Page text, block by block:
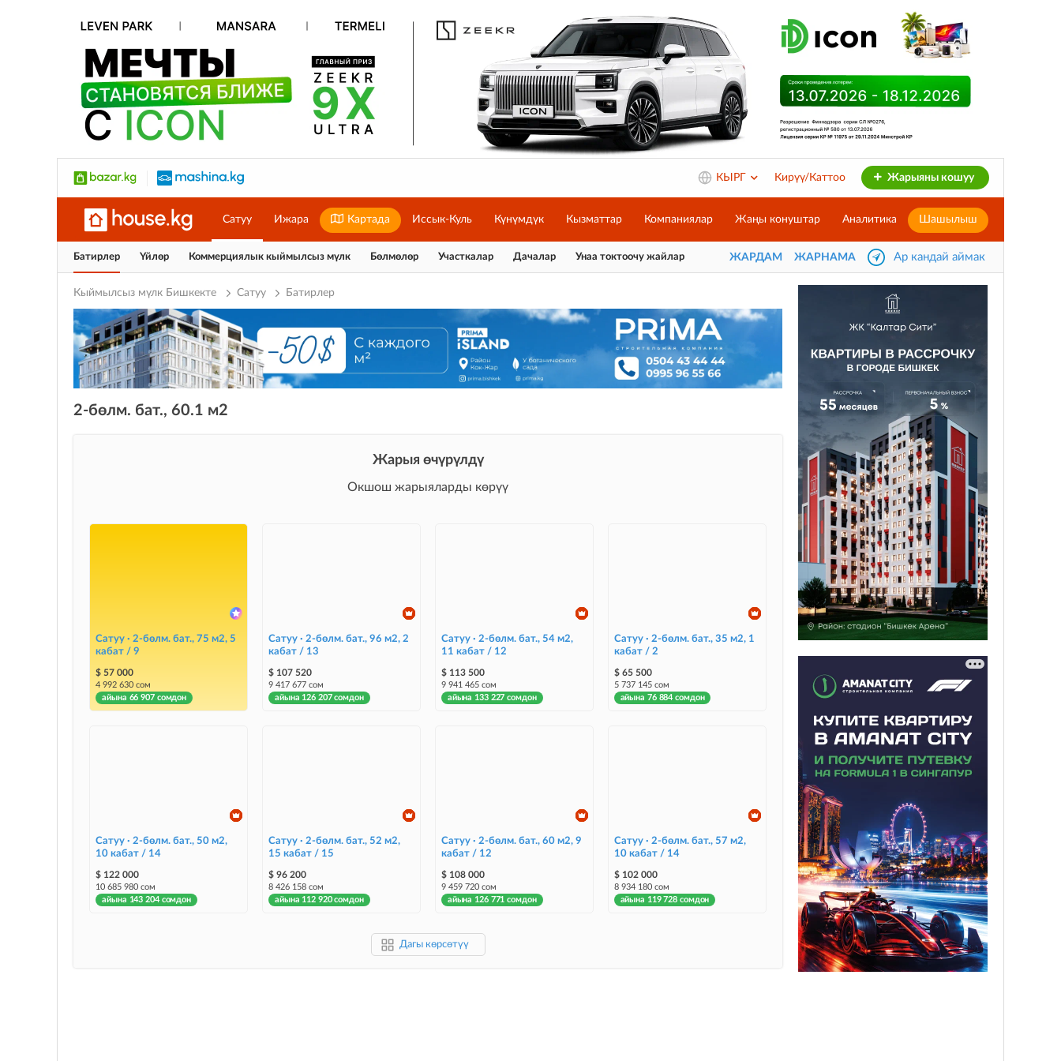
КЫРГ Кирүү/Каттоо Жарыяны кошуу
Сатуу Ижара Картада Иссык-Куль Күнүмдүк Кызматтар Компаниялар Жаңы конуштар Аналитика Шашылыш
Батирлер Үйлөр Коммерциялык кыймылсыз мүлк Бөлмөлөр Участкалар Дачалар Унаа токтоочу жайлар ЖАРДАМ ЖАРНАМА Ар кандай аймак
Кыймылсыз мүлк Бишкекте Сатуу Батирлер
2-бөлм. бат., 60.1 м2
Жарыя өчүрүлдү
Окшош жарыяларды көрүү
Сатуу · 2-бөлм. бат., 75 м2, 5
кабат / 9
$ 57 000
4 992 630 сом
айына 66 907 сомдон
Сатуу · 2-бөлм. бат., 96 м2, 2
кабат / 13
$ 107 520
9 417 677 сом
айына 126 207 сомдон
Сатуу · 2-бөлм. бат., 54 м2,
11 кабат / 12
$ 113 500
9 941 465 сом
айына 133 227 сомдон
Сатуу · 2-бөлм. бат., 35 м2, 1
кабат / 2
$ 65 500
5 737 145 сом
айына 76 884 сомдон
Сатуу · 2-бөлм. бат., 50 м2,
10 кабат / 14
$ 122 000
10 685 980 сом
айына 143 204 сомдон
Сатуу · 2-бөлм. бат., 52 м2,
15 кабат / 15
$ 96 200
8 426 158 сом
айына 112 920 сомдон
Сатуу · 2-бөлм. бат., 60 м2, 9
кабат / 12
$ 108 000
9 459 720 сом
айына 126 771 сомдон
Сатуу · 2-бөлм. бат., 57 м2,
10 кабат / 14
$ 102 000
8 934 180 сом
айына 119 728 сомдон
Дагы көрсөтүү